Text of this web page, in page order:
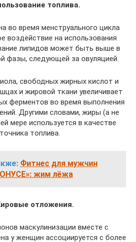
топлива.
во время менструального цикла
воздействие на использования
липидов может быть выше в
фазы, следующей за овуляцией.
свободных жирных кислот и
и жировой ткани увеличивает
ферментов во время выполнения
Другими словами, жиры (а не
мере используется в качестве
топлива.
Фитнес для мужчин
жим лёжа
отложения.
маскулинизации вместе с
у женщин ассоциируется с более